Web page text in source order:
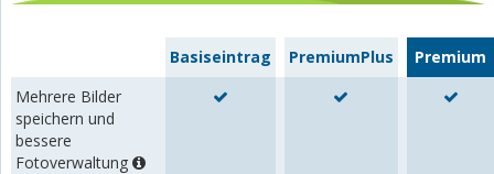
Basiseintrag PremiumPlus
Premium
Mehrere Bilder
speichern und
bessere
Fotoverwaltung